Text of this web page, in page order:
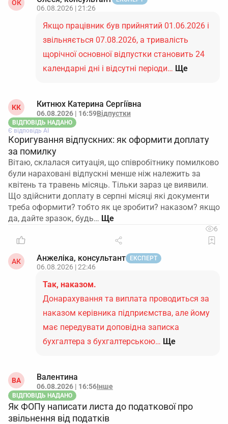
ОК
06.08.2026 | 21:26
Якщо працівник був прийнятий 01.06.2026 і
звільняється 07.08.2026, а тривалість
щорічної основної відпустки становить 24
календарні дні і відсутні періоди… Ще
КК Китнюх Катерина Сергіївна
06.08.2026 | 16:59Відпустки
ВІДПОВІДЬ НАДАНО
Є відповідь АІ
Коригування відпускних: як оформити доплату
за помилку
Вітаю, склалася ситуація, що співробітнику помилково
були нараховані відпускні менше ніж належить за
квітень та травень місяць. Тільки зараз це виявили.
Що здійснити доплату в серпні місяці які документи
треба оформити? тобто як це зробити? наказом? якщо
да, дайте зразок, будь…
6
АК Анжеліка, консультант ЕКСПЕРТ
06.08.2026 | 22:46
Так, наказом.
Донарахування та виплата проводиться за
наказом керівника підприємства, але йому
має передувати доповідна записка
бухгалтера з бухгалтерською… Ще
ВА Валентина
06.08.2026 | 16:56Інше
ВІДПОВІДЬ НАДАНО
Як ФОПу написати листа до податкової про
звільнення від податків